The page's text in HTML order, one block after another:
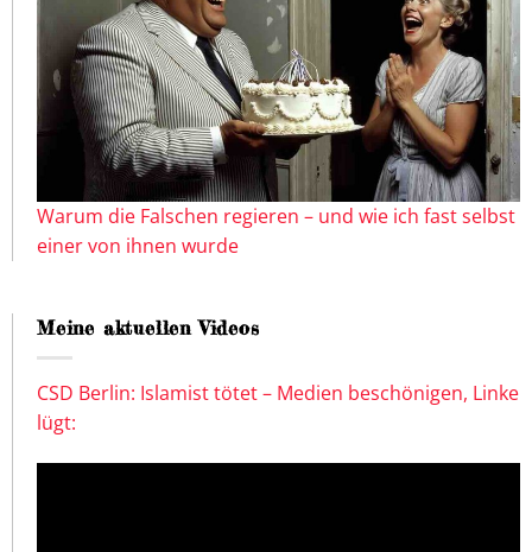
Warum die Falschen regieren – und wie ich fast selbst
einer von ihnen wurde
Meine aktuellen Videos
CSD Berlin: Islamist tötet – Medien beschönigen, Linke
lügt: